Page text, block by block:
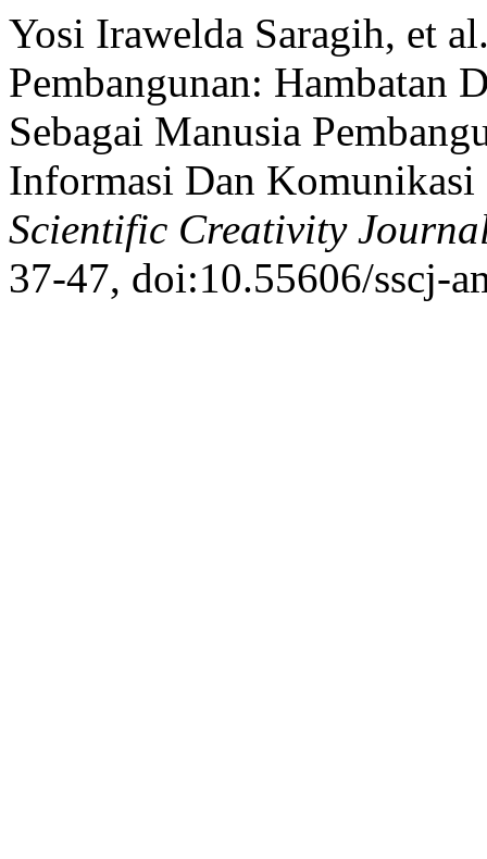
Yosi Irawelda Saragih, et
Pembangunan: Hambatan
Sebagai Manusia
Informasi Dan
Scientific Creativity
37-47, doi:10.55606/sscj-